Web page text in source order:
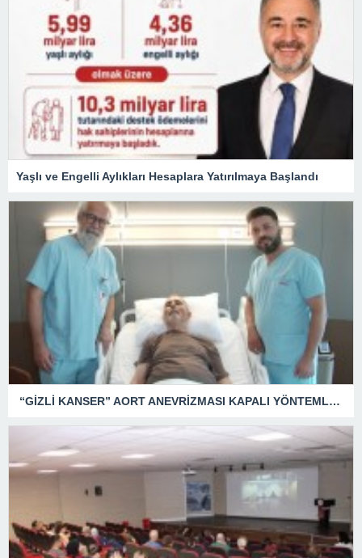
Yaşlı ve Engelli Aylıkları Hesaplara Yatırılmaya Başlandı
“GİZLİ KANSER” AORT ANEVRİZMASI KAPALI YÖNTEMLE TEDAVİ EDİLDİ